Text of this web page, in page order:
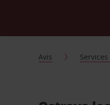
Avis Services